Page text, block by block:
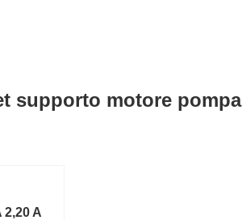
supporto motore pompa
2,20 A